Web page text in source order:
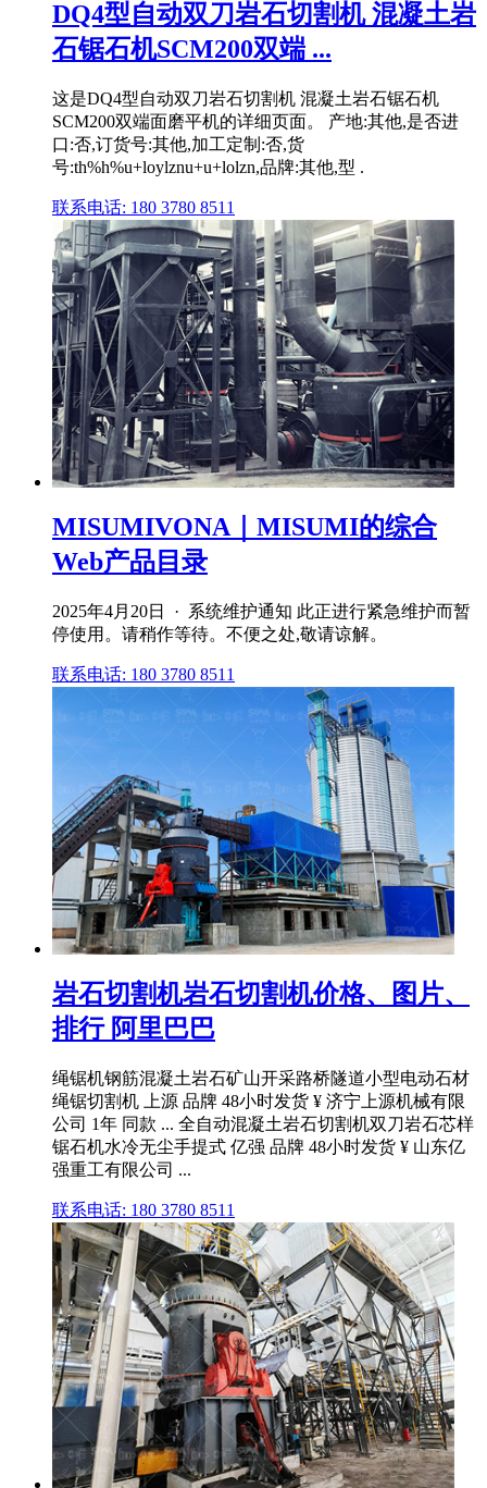
DQ4型自动双刀岩石切割机 混凝土岩
石锯石机SCM200双端 ...
这是DQ4型自动双刀岩石切割机 混凝土岩石锯石机
SCM200双端面磨平机的详细页面。 产地:其他,是否进
口:否,订货号:其他,加工定制:否,货
号:th%h%u+loylznu+u+lolzn,品牌:其他,型 .
联系电话: 180 3780 8511
MISUMIVONA｜MISUMI的综合
Web产品目录
2025年4月20日 · 系统维护通知 此正进行紧急维护而暂
停使用。请稍作等待。不便之处,敬请谅解。
联系电话: 180 3780 8511
岩石切割机岩石切割机价格、图片、
排行 阿里巴巴
绳锯机钢筋混凝土岩石矿山开采路桥隧道小型电动石材
绳锯切割机 上源 品牌 48小时发货 ¥ 济宁上源机械有限
公司 1年 同款 ... 全自动混凝土岩石切割机双刀岩石芯样
锯石机水冷无尘手提式 亿强 品牌 48小时发货 ¥ 山东亿
强重工有限公司 ...
联系电话: 180 3780 8511